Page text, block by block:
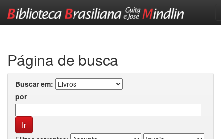
Página de busca
Buscar em:
por